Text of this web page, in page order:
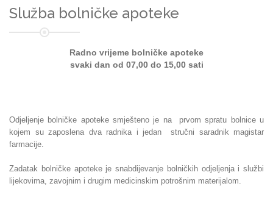
Služba bolničke apoteke
Radno vrijeme bolničke apoteke
svaki dan od 07,00 do 15,00 sati
Odjeljenje bolničke apoteke smješteno je na prvom spratu bolnice u
kojem su zaposlena dva radnikai jedan stručni saradnik magistar
farmacije.
Zadatak bolničke apoteke je snabdijevanje bolničkih odjeljenja i službi
lijekovima, zavojnim i drugim medicinskim potrošnim materijalom.